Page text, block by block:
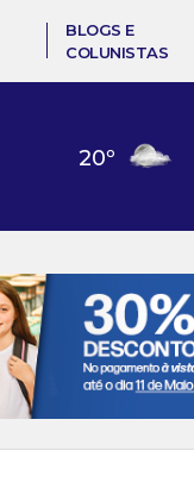
BLOGS E
COLUNISTAS
20º